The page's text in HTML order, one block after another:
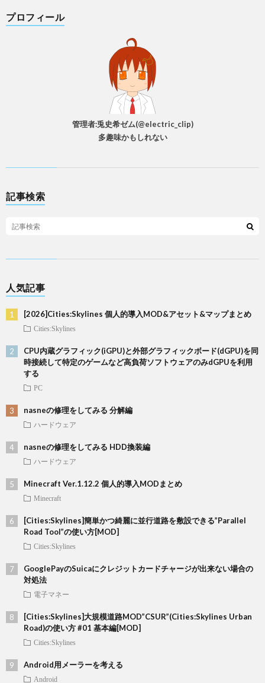
プロフィール
管理者:兎史希ゼム(@electric_clip)
多趣味かもしれない
記事検索
人気記事
[2026]Cities:Skylines 個人的導入MOD&アセット&マップまとめ
Cities:Skylines
CPU内蔵グラフィック(iGPU)と外部グラフィックボード(dGPU)を同
時接続して特定のゲームなど高負荷ソフトウェアのみdGPUを利用
する
PC
nasneの修理をしてみる 分解編
ハードウェア
nasneの修理をしてみる HDD換装編
ハードウェア
Minecraft Ver.1.12.2 個人的導入MODまとめ
Minecraft
[Cities:Skylines]簡単かつ綺麗に並行道路を敷設できる”Parallel
Road Tool”の使い方[MOD]
Cities:Skylines
GooglePayのSuicaにクレジットカードチャージが出来ない場合の
対処法
電子マネー
[Cities:Skylines]大規模道路MOD”CSUR”(Cities:Skylines Urban
Road)の使い方 #01 基本編[MOD]
Cities:Skylines
Android用メーラーを考える
Android